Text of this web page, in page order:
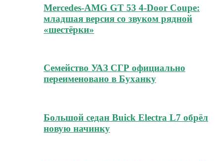
Mercedes-AMG GT 53 4-Door Coupe:
младшая версия со звуком рядной
«шестёрки»
Семейство УАЗ СГР официально
переименовано в Буханку
Большой седан Buick Electra L7 обрёл
новую начинку